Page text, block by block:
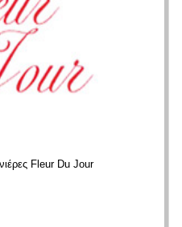
Fleur Du Jour